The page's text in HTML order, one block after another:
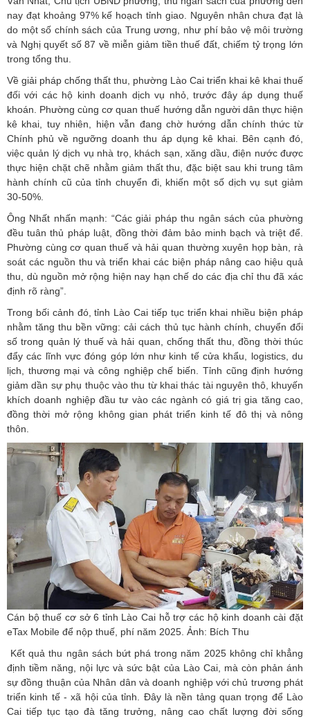
nay đạt khoảng 97% kế hoạch tỉnh giao. Nguyên nhân chưa đạt là
do một số chính sách của Trung ương, như phí bảo vệ môi trường
và Nghị quyết số 87 về miễn giảm tiền thuế đất, chiếm tỷ trọng lớn
trong tổng thu.
Về giải pháp chống thất thu, phường Lào Cai triển khai kê khai thuế
đối với các hộ kinh doanh dịch vụ nhỏ, trước đây áp dụng thuế
khoán. Phường cùng cơ quan thuế hướng dẫn người dân thực hiện
kê khai, tuy nhiên, hiện vẫn đang chờ hướng dẫn chính thức từ
Chính phủ về ngưỡng doanh thu áp dụng kê khai. Bên cạnh đó,
việc quản lý dịch vụ nhà trọ, khách sạn, xăng dầu, điện nước được
thực hiện chặt chẽ nhằm giảm thất thu, đặc biệt sau khi trung tâm
hành chính cũ của tỉnh chuyển đi, khiến một số dịch vụ sụt giảm
30-50%.
Ông Nhất nhấn mạnh: “Các giải pháp thu ngân sách của phường
đều tuân thủ pháp luật, đồng thời đảm bảo minh bạch và triệt để.
Phường cùng cơ quan thuế và hải quan thường xuyên họp bàn, rà
soát các nguồn thu và triển khai các biện pháp nâng cao hiệu quả
thu, dù nguồn mở rộng hiện nay hạn chế do các địa chỉ thu đã xác
định rõ ràng”.
Trong bối cảnh đó, tỉnh Lào Cai tiếp tục triển khai nhiều biện pháp
nhằm tăng thu bền vững: cải cách thủ tục hành chính, chuyển đổi
số trong quản lý thuế và hải quan, chống thất thu, đồng thời thúc
đẩy các lĩnh vực đóng góp lớn như kinh tế cửa khẩu, logistics, du
lịch, thương mại và công nghiệp chế biến. Tỉnh cũng định hướng
giảm dần sự phụ thuộc vào thu từ khai thác tài nguyên thô, khuyến
khích doanh nghiệp đầu tư vào các ngành có giá trị gia tăng cao,
đồng thời mở rộng không gian phát triển kinh tế đô thị và nông
thôn.
Cán bộ thuế cơ sở 6 tỉnh Lào Cai hỗ trợ các hộ kinh doanh cài đặt
eTax Mobile để nộp thuế, phí năm 2025. Ảnh: Bích Thu
Kết quả thu ngân sách bứt phá trong năm 2025 không chỉ khẳng
định tiềm năng, nội lực và sức bật của Lào Cai, mà còn phản ánh
sự đồng thuận của Nhân dân và doanh nghiệp với chủ trương phát
triển kinh tế - xã hội của tỉnh. Đây là nền tảng quan trọng để Lào
Cai tiếp tục tạo đà tăng trưởng, nâng cao chất lượng đời sống